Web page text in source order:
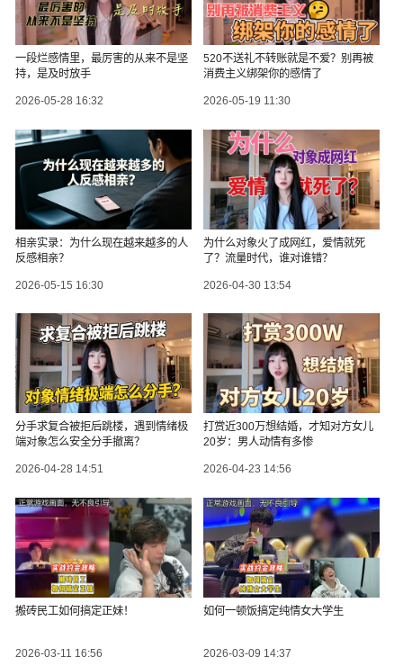
一段烂感情里，最厉害的从来不是坚
持，是及时放手
2026-05-28 16:32
520不送礼不转账就是不爱？别再被
消费主义绑架你的感情了
2026-05-19 11:30
相亲实录：为什么现在越来越多的人
反感相亲？
2026-05-15 16:30
为什么对象火了成网红，爱情就死
了？流量时代，谁对谁错？
2026-04-30 13:54
分手求复合被拒后跳楼，遇到情绪极
端对象怎么安全分手撤离？
2026-04-28 14:51
打赏近300万想结婚，才知对方女儿
20岁：男人动情有多惨
2026-04-23 14:56
搬砖民工如何搞定正妹！
2026-03-11 16:56
如何一顿饭搞定纯情女大学生
2026-03-09 14:37